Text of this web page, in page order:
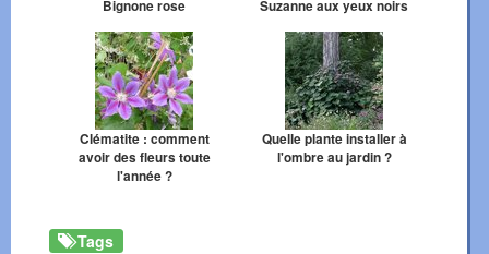
Bignone rose Suzanne aux yeux noirs
Clématite : comment
avoir des fleurs toute
l'année ?
Quelle plante installer à
l'ombre au jardin ?
Tags